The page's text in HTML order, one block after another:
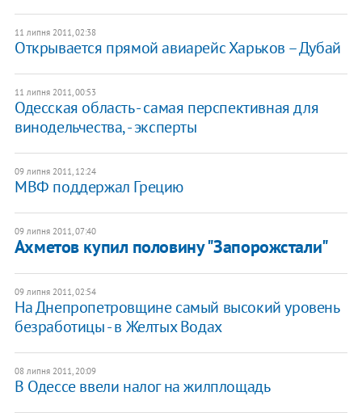
11 липня 2011, 02:38
Открывается прямой авиарейс Харьков – Дубай
11 липня 2011, 00:53
Одесская область - самая перспективная для
винодельчества, - эксперты
09 липня 2011, 12:24
МВФ поддержал Грецию
09 липня 2011, 07:40
Ахметов купил половину "Запорожстали"
09 липня 2011, 02:54
На Днепропетровщине самый высокий уровень
безработицы - в Желтых Водах
08 липня 2011, 20:09
В Одессе ввели налог на жилплощадь